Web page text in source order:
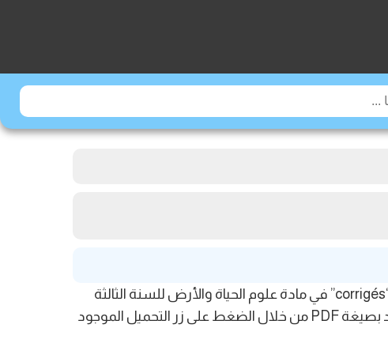
مرحباً بكم أعزائي التلاميذ في موقع jami3dorosmaroc. نقدم لكم اليوم النموذج الرابع للفرض الأول المصحح “corrigés” في مادة علوم الحياة والأرض للسنة الثالثة
إعدادي، الدورة الأولى، المسلك الدولي، خيار فرنسي “devoir 1 svt 3ac 1er semestre” يمكنكم تحميل المستند بصيغة PDF من خلال الضغط على زر التحميل الموجود